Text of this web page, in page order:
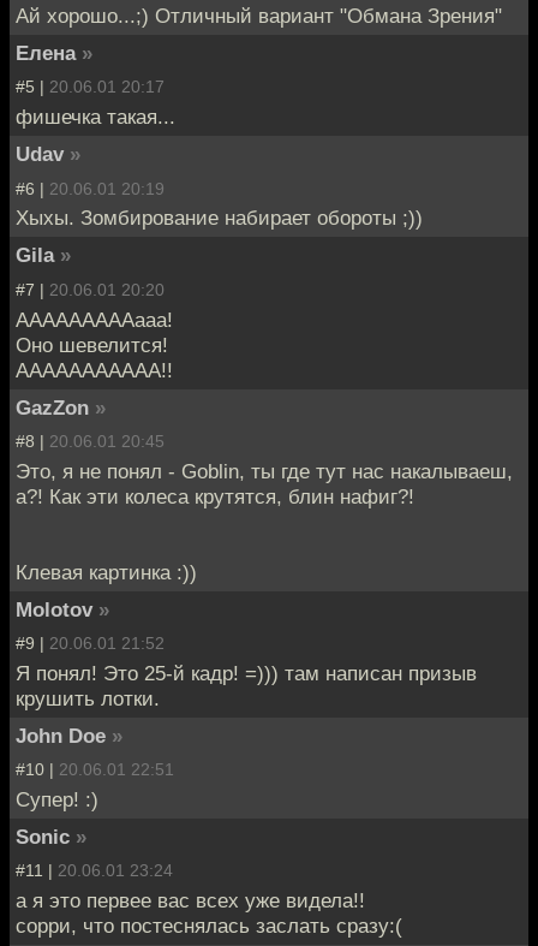
Ай хорошо...;) Отличный вариант "Обмана Зрения"
Елена »
#5 | 20.06.01 20:17
фишечка такая...
Udav »
#6 | 20.06.01 20:19
Хыхы. Зомбирование набирает обороты ;))
Gila »
#7 | 20.06.01 20:20
АААААААААааа!
Оно шевелится!
ААААААААААА!!
GazZon »
#8 | 20.06.01 20:45
Это, я не понял - Goblin, ты где тут нас накалываеш,
а?! Как эти колеса крутятся, блин нафиг?!
Клевая картинка :))
Molotov »
#9 | 20.06.01 21:52
Я понял! Это 25-й кадр! =))) там написан призыв
крушить лотки.
John Doe »
#10 | 20.06.01 22:51
Супер! :)
Sonic »
#11 | 20.06.01 23:24
а я это первее вас всех уже видела!!
сорри, что постеснялась заслать сразу:(